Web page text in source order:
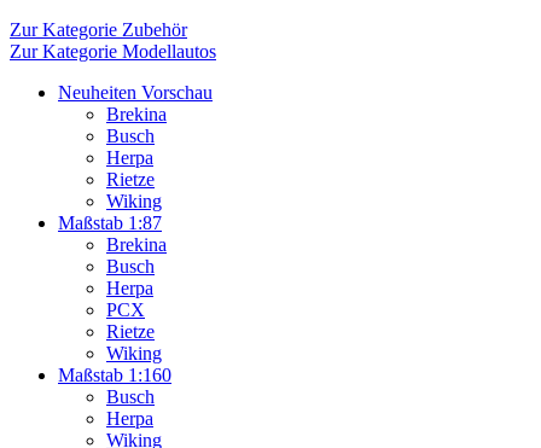
Zur Kategorie Zubehör
Zur Kategorie Modellautos
Neuheiten Vorschau
Brekina
Busch
Herpa
Rietze
Wiking
Maßstab 1:87
Brekina
Busch
Herpa
PCX
Rietze
Wiking
Maßstab 1:160
Busch
Herpa
Wiking